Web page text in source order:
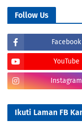
Follow Us
Facebook
YouTube
Instagram
Ikuti Laman FB